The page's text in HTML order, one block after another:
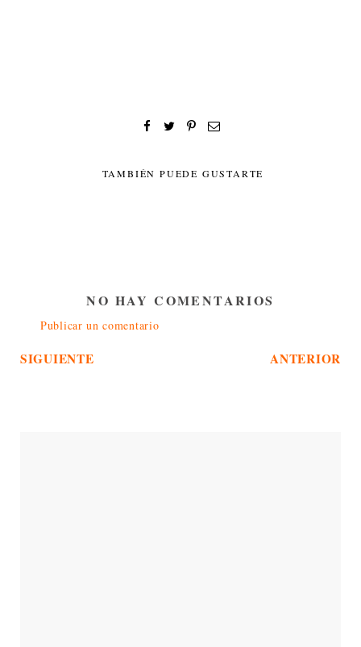
TAMBIÉN PUEDE GUSTARTE
NO HAY COMENTARIOS
Publicar un comentario
SIGUIENTE ANTERIOR